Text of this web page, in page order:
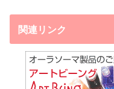
関連リンク